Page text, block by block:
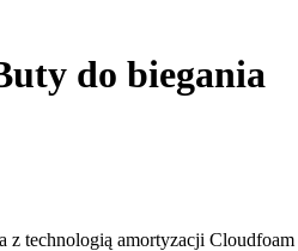
do biegania
z technologią amortyzacji Cloudfoam